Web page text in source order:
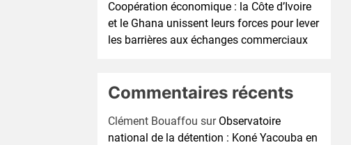
Coopération économique : la Côte d’Ivoire
et le Ghana unissent leurs forces pour lever
les barrières aux échanges commerciaux
Commentaires récents
Clément Bouaffou sur Observatoire
national de la détention : Koné Yacouba en